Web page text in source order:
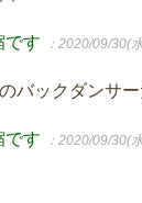
です ：2020/09/30(
バックダンサー
です ：2020/09/30(